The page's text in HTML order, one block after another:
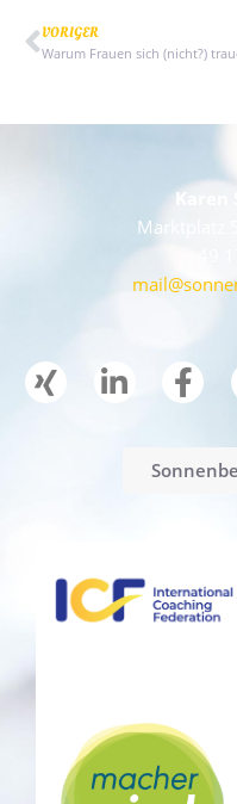
VORIGER
Karen
Marktplatz 5
+49